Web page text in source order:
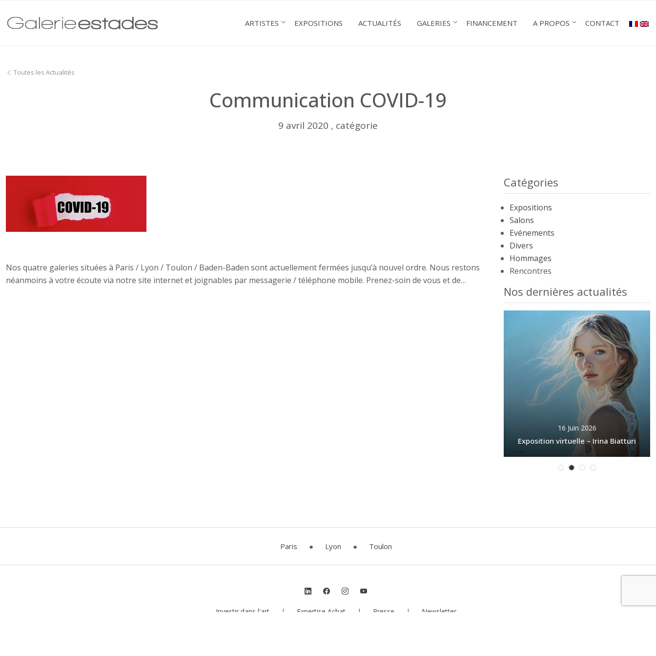
ARTISTES EXPOSITIONS ACTUALITÉS GALERIES FINANCEMENT A PROPOS CONTACT
Toutes les Actualités
Communication COVID-19
9 avril 2020 , catégorie
Nos quatre galeries situées à Paris / Lyon / Toulon / Baden-Baden sont actuellement fermées jusqu’à nouvel ordre. Nous restons
néanmoins à votre écoute via notre site internet et joignables par messagerie / téléphone mobile. Prenez-soin de vous et de…
Catégories
Expositions
Salons
Evénements
Divers
Hommages
Rencontres
Nos dernières actualités
16 Juin 2026
Exposition virtuelle – Irina Biatturi
Paris ● Lyon ● Toulon
Investir dans l'art | Expertise Achat | Presse | Newsletter